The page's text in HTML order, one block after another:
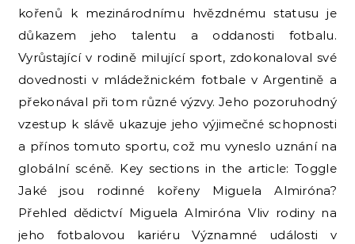
kořenů k mezinárodnímu hvězdnému statusu je
důkazem jeho talentu a oddanosti fotbalu.
Vyrůstající v rodině milující sport, zdokonaloval své
dovednosti v mládežnickém fotbale v Argentině a
překonával při tom různé výzvy. Jeho pozoruhodný
vzestup k slávě ukazuje jeho výjimečné schopnosti
a přínos tomuto sportu, což mu vyneslo uznání na
globální scéně. Key sections in the article: Toggle
Jaké jsou rodinné kořeny Miguela Almiróna?
Přehled dědictví Miguela Almiróna Vliv rodiny na
jeho fotbalovou kariéru Významné události v